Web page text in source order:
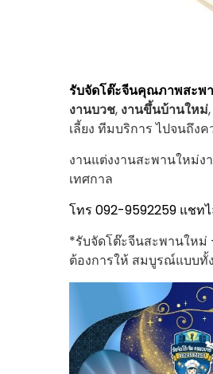
รับจัดโต๊ะจีนคุณภาพสะพ
งานบวช, งานขึ้นบ้านใหม่,
เลี้ยง ทีมบริการ ไปจนถึง
งานแต่งงานสะพานใหม่
เทศกาล
โทร 092-9592259 แชท
*รับจัดโต๊ะจีนสะพานให
ต้องการให้ สมบูรณ์แบบทั้